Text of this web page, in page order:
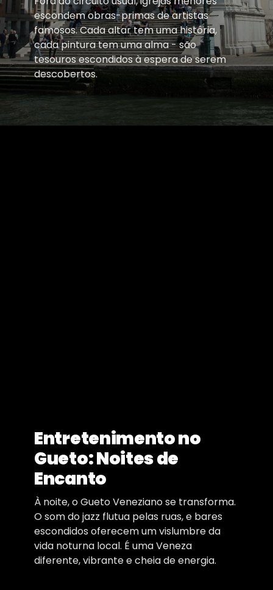
escondem obras-primas de artistas
famosos. Cada altar tem uma história,
cada pintura tem uma alma - são
tesouros escondidos à espera de serem
descobertos.
Entretenimento no
Gueto: Noites de
Encanto
À noite, o Gueto Veneziano se transforma.
O som do jazz flutua pelas ruas, e bares
escondidos oferecem um vislumbre da
vida noturna local. É uma Veneza
diferente, vibrante e cheia de energia.